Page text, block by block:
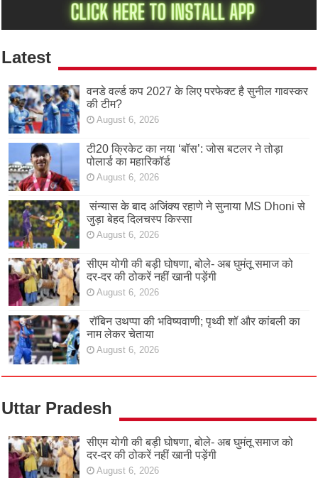
Latest
वनडे वर्ल्ड कप 2027 के लिए परफेक्ट है सुनील गावस्कर
की टीम?
August 6, 2026
टी20 क्रिकेट का नया ‘बॉस’: जोस बटलर ने तोड़ा
पोलार्ड का महारिकॉर्ड
August 6, 2026
संन्यास के बाद अजिंक्‍य रहाणे ने सुनाया MS Dhoni से
जुड़ा बेहद दिलचस्प किस्सा
August 6, 2026
सीएम योगी की बड़ी घोषणा, बोले- अब घुमंतू समाज को
दर-दर की ठोकरें नहीं खानी पड़ेंगी
August 6, 2026
रॉबिन उथप्पा की भविष्यवाणी; पृथ्वी शॉ और कांबली का
नाम लेकर चेताया
August 6, 2026
Uttar Pradesh
सीएम योगी की बड़ी घोषणा, बोले- अब घुमंतू समाज को
दर-दर की ठोकरें नहीं खानी पड़ेंगी
August 6, 2026